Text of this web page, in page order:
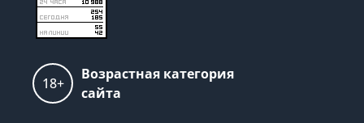
18+
Возрастная категория
сайта